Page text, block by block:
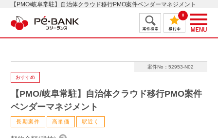
【PMO/岐阜常駐】自治体クラウド移行PMO案件ベンダーマネジメント
0
案件No：52953-N02
おすすめ
【PMO/岐阜常駐】自治体クラウド移行PMO案件
ベンダーマネジメント
長期案件 高単価 駅近く